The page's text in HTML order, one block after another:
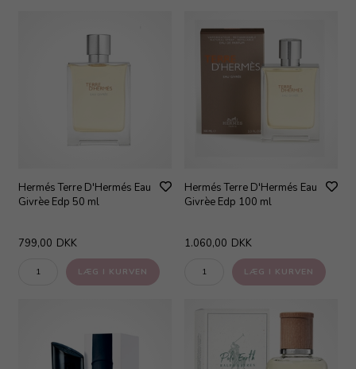
Hermés Terre D'Hermés Eau
Givrèe Edp 50 ml
799,00 DKK
Hermés Terre D'Hermés Eau
Givrèe Edp 100 ml
1.060,00 DKK